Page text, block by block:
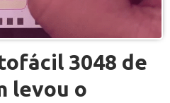
3048 de
levou o